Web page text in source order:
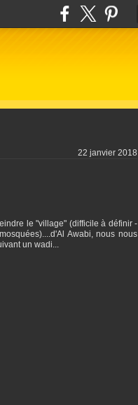
22 janvier 2018
le "village" (difficile à définir -
Awabi, nous nous
un wadi...